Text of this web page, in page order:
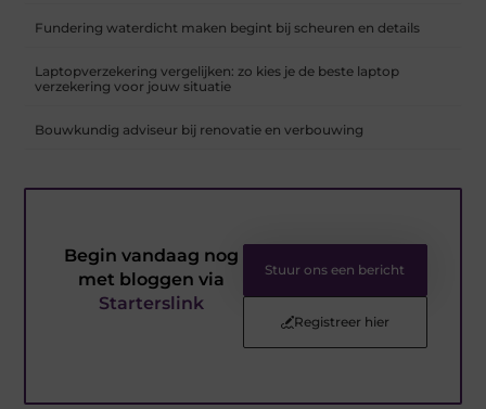
Fundering waterdicht maken begint bij scheuren en details
Laptopverzekering vergelijken: zo kies je de beste laptop
verzekering voor jouw situatie
Bouwkundig adviseur bij renovatie en verbouwing
Begin vandaag nog
met bloggen via
Starterslink
Stuur ons een bericht
Registreer hier